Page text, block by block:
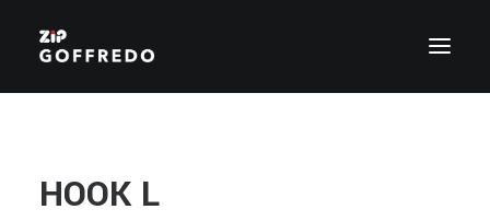
CERTIFICAZIONI
HOOK L